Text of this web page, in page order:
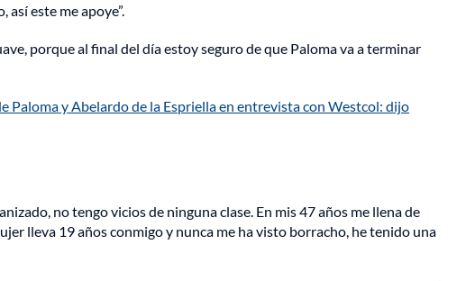
este me apoye”.
porque al final del día estoy seguro de que Paloma va a terminar
Paloma y Abelardo de la Espriella en entrevista con Westcol: dijo
no tengo vicios de ninguna clase. En mis 47 años me llena de
lleva 19 años conmigo y nunca me ha visto borracho, he tenido una